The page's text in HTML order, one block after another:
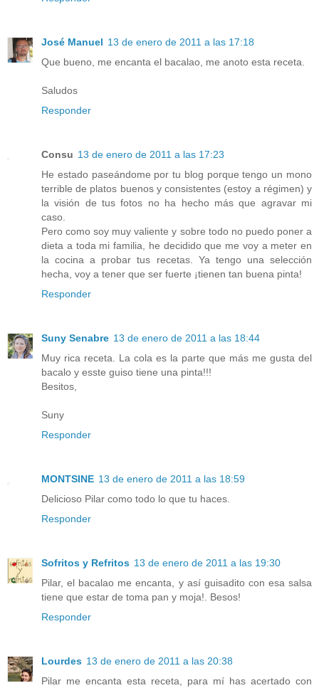
José Manuel 13 de enero de 2011 a las 17:18
Que bueno, me encanta el bacalao, me anoto esta receta.
Saludos
Responder
Consu 13 de enero de 2011 a las 17:23
He estado paseándome por tu blog porque tengo un mono
terrible de platos buenos y consistentes (estoy a régimen) y
la visión de tus fotos no ha hecho más que agravar mi
caso.
Pero como soy muy valiente y sobre todo no puedo poner a
dieta a toda mi familia, he decidido que me voy a meter en
la cocina a probar tus recetas. Ya tengo una selección
hecha, voy a tener que ser fuerte ¡tienen tan buena pinta!
Responder
Suny Senabre 13 de enero de 2011 a las 18:44
Muy rica receta. La cola es la parte que más me gusta del
bacalo y esste guiso tiene una pinta!!!
Besitos,
Suny
Responder
MONTSINE 13 de enero de 2011 a las 18:59
Delicioso Pilar como todo lo que tu haces.
Responder
Sofritos y Refritos 13 de enero de 2011 a las 19:30
Pilar, el bacalao me encanta, y así guisadito con esa salsa
tiene que estar de toma pan y moja!. Besos!
Responder
Lourdes 13 de enero de 2011 a las 20:38
Pilar me encanta esta receta, para mí has acertado con